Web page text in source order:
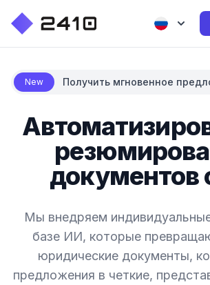
New
Получить мгновенное
документов
Мы внедряем
базе ИИ, которые
юридические документы,
предложения в четкие,